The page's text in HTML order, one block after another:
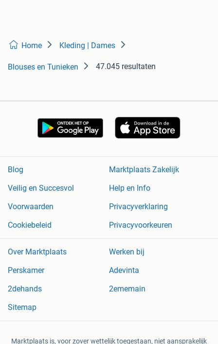
Home Kleding | Dames
Blouses en Tunieken 47.045 resultaten
Blog
Marktplaats Zakelijk
Veilig en Succesvol
Help en Info
Voorwaarden
Privacyverklaring
Cookiebeleid
Privacyvoorkeuren
Over Marktplaats
Werken bij
Perskamer
Adevinta
2dehands
2ememain
Sitemap
Marktplaats is, voor zover wettelijk toegestaan, niet aansprakelijk